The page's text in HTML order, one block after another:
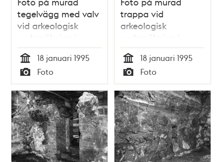
tegelvägg med valv
vid arkeologisk
undersökning i
Storkyrkobrinken
Tid
18 januari 1995
Typ
Foto
trappa vid
arkeologisk
undersökning i
Storkyrkobrinken
Tid
18 januari 1995
Typ
Foto